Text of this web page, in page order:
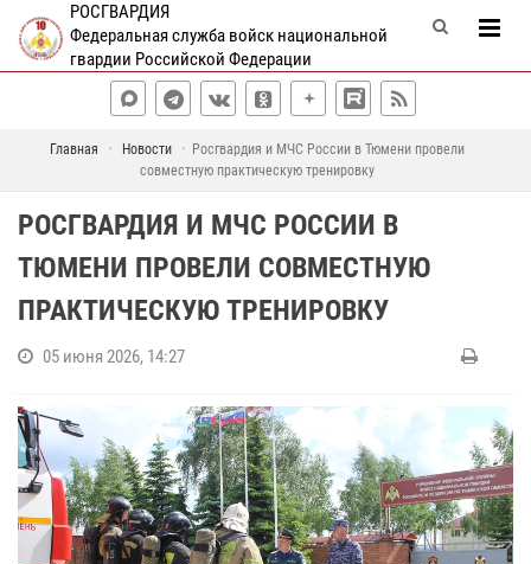
РОСГВАРДИЯ
Федеральная служба войск национальной
гвардии Российской Федерации
Главная Новости
Росгвардия и МЧС России в Тюмени провели
совместную практическую тренировку
РОСГВАРДИЯ И МЧС РОССИИ В
ТЮМЕНИ ПРОВЕЛИ СОВМЕСТНУЮ
ПРАКТИЧЕСКУЮ ТРЕНИРОВКУ
05 июня 2026, 14:27